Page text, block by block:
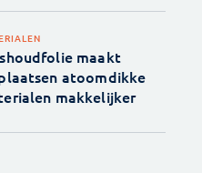
maakt
atoomdikke
makkelijker